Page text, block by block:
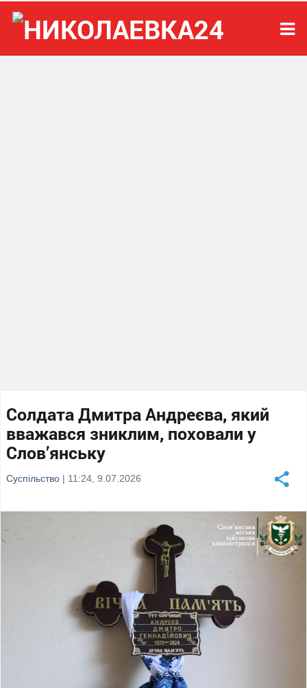
Солдата Дмитра Андреєва, який
вважався зниклим, поховали у
Слов’янську
Суспільство | 11:24, 9.07.2026